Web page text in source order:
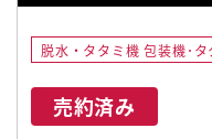
脱水・タタミ機 包装機･タ
売約済み